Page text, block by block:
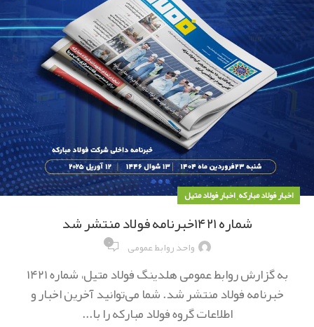
اخبار فولاد مبارکه,اخبار فولاد متیل
شماره ۱۴۲۱خبرنامه فولاد منتشر شد
واحد روابط عمومی ۰
به گزارش روابط عمومی هلدینگ فولاد متیل، شماره ۱۴۲۱
خبرنامه فولاد منتشر شد. شما می‌توانید آخرین اخبار و
اطلاعات گروه فولاد مبارکه را با...